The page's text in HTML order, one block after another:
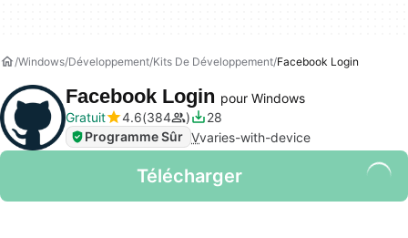
Windows Développement Kits De Développement Facebook Login
Facebook Login pour Windows
Gratuit
4.6 384
28
Programme Sûr Vvaries-with-device
Télécharger